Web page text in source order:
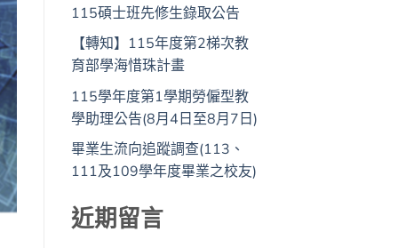
115碩士班先修生錄取公告
【轉知】115年度第2梯次教
育部學海惜珠計畫
115學年度第1學期勞僱型教
學助理公告(8月4日至8月7日)
畢業生流向追蹤調查(113、
111及109學年度畢業之校友)
近期留言